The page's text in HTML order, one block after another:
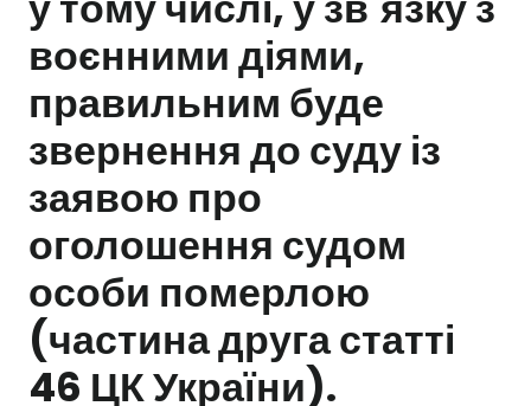
воєнними діями,
правильним буде
звернення до суду із
заявою про
оголошення судом
особи померлою
(частина друга статті
46 ЦК України).